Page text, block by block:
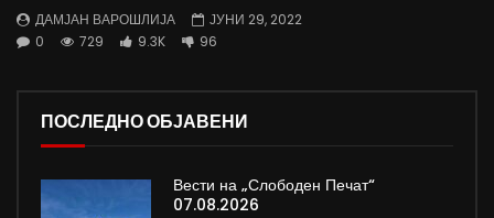
ДАМЈАН ВАРОШЛИЈА
ЈУНИ 29, 2022
0
729 9.3K 96
ПОСЛЕДНО ОБЈАВЕНИ
Вести на „Слободен Печат“
07.08.2026